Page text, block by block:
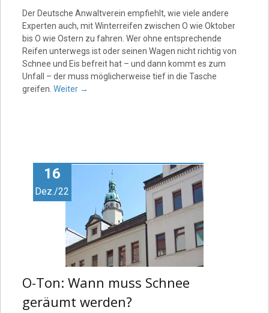
Der Deutsche Anwaltverein empfiehlt, wie viele andere
Experten auch, mit Winterreifen zwischen O wie Oktober
bis O wie Ostern zu fahren. Wer ohne entsprechende
Reifen unterwegs ist oder seinen Wagen nicht richtig von
Schnee und Eis befreit hat – und dann kommt es zum
Unfall – der muss möglicherweise tief in die Tasche
greifen. Weiter →
16
Dez./22
O-Ton: Wann muss Schnee
geräumt werden?